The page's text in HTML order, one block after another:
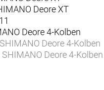
Deore XT
Deore 4-Kolben
Deore 4-Kolben
SHIMANO Deore 4-Kolben